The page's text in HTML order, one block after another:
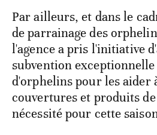
Par ailleurs, et dans le
de parrainage des
l'agence a pris l'initiative
subvention
d'orphelins pour les aider
couvertures et produits
nécessité pour cette